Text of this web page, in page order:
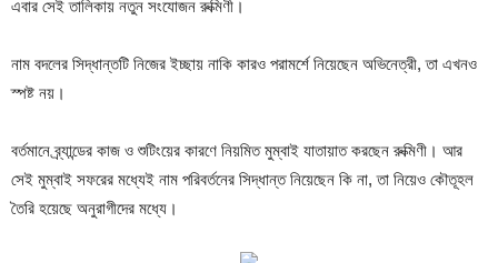
এবার সেই তালিকায় নতুন সংযোজন রুক্মিণী।
নাম বদলের সিদ্ধান্তটি নিজের ইচ্ছায় নাকি কারও পরামর্শে নিয়েছেন অভিনেত্রী, তা এখনও
স্পষ্ট নয়।
বর্তমানে ব্র্যান্ডের কাজ ও শুটিংয়ের কারণে নিয়মিত মুম্বাই যাতায়াত করছেন রুক্মিণী। আর
সেই মুম্বাই সফরের মধ্যেই নাম পরিবর্তনের সিদ্ধান্ত নিয়েছেন কি না, তা নিয়েও কৌতূহল
তৈরি হয়েছে অনুরাগীদের মধ্যে।